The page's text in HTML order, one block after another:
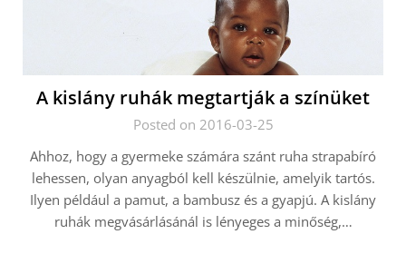
A kislány ruhák megtartják a színüket
Posted on 2016-03-25
Ahhoz, hogy a gyermeke számára szánt ruha strapabíró
lehessen, olyan anyagból kell készülnie, amelyik tartós.
Ilyen például a pamut, a bambusz és a gyapjú. A kislány
ruhák megvásárlásánál is lényeges a minőség,…